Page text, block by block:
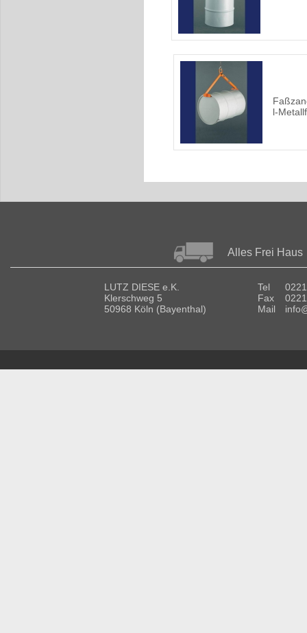
l-
Alles Frei Haus
LUTZ DIESE e.K.
Klerschweg 5
50968 Köln (Bayenthal)
Tel
Fax
Mail